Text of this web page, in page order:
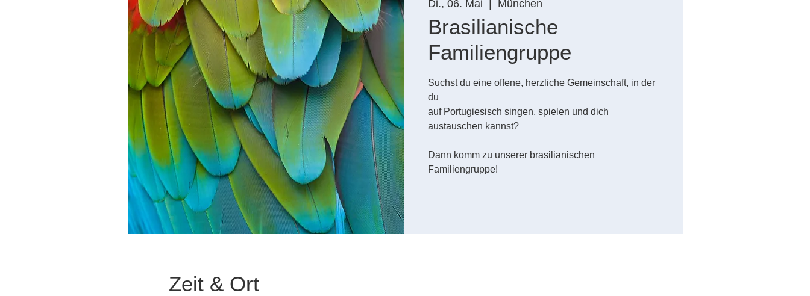
Di., 06. Mai München
Brasilianische
Familiengruppe
Suchst du eine offene, herzliche Gemeinschaft, in der
du
auf Portugiesisch singen, spielen und dich
austauschen kannst?
Dann komm zu unserer brasilianischen
Familiengruppe!
Zeit & Ort